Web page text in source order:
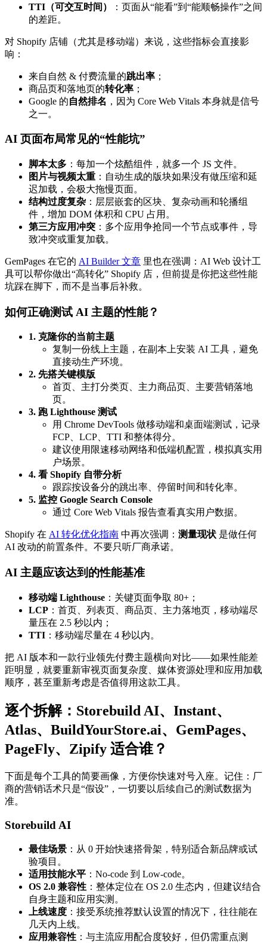
TTI（可交互时间）
：页面从“能看”到“能顺畅操作”之间
的差距。
对 Shopify 店铺（尤其是移动端）来说，这些指标会直接影
响：
来自自然 & 付费流量的跳出率 ；
商品页和落地页的转化率 ；
Google 的自然排名 ，因为 Core Web Vitals 本身就是信号
之一。
AI 页面布局常见的“性能坑”
脚本太多 ：每加一个炫酷组件，就多一个 JS 文件。
图片与视频太重 ：自动生成的版块如果没有做压缩和延
迟加载，会极大拖慢页面。
结构过度复杂 ：层层嵌套的区块、复杂动画和轮播组
件，增加 DOM 体积和 CPU 占用。
第三方应用冲突 ：多个应用争抢同一个节点或事件，导
致冲突或重复加载。
GemPages 在它的 AI Builder 文章 里也在强调：AI Web 设计工
具可以帮你做出“高转化” Shopify 店，但前提是你把这些性能
坑踩在脚下，而不是当事后补救。
如何正确测试 AI 主题的性能？
1. 克隆你的当前主题
复制一份线上主题，在副本上安装 AI 工具，避免
直接动生产环境。
2. 先搭关键模版
首页、主打分类页、主力商品页、主要营销落地
页。
3. 跑 Lighthouse 测试
用 Chrome DevTools 做移动端和桌面端测试，记录
FCP、LCP、TTI 和整体得分。
建议使用限速移动网络和低端机配置，模拟真实用
户场景。
4. 看 Shopify 自带分析
跟踪按设备分的跳出率、停留时间和转化率。
5. 监控 Google Search Console
通过 Core Web Vitals 报告查看真实用户数据。
Shopify 在 AI 转化优化指南 中再次强调： 测量现状 是做任何
AI 改动的前置条件。不要只听厂商承诺。
AI 主题应该达到的性能基准
移动端 Lighthouse ：关键页面争取 80+；
LCP ：首页、列表页、商品页、主力落地页，移动端尽
量压在 2.5 秒以内；
TTI ：移动端尽量在 4 秒以内。
把 AI 版本和一款行业领先付费主题横向对比——如果性能差
距明显，就要重新审视页面复杂度、媒体资源处理和应用加载
顺序，甚至重新考虑是否值得用这款工具。
逐个拆解：Storebuild AI、Instant、
Atlas、BuildYourStore.ai、GemPages、
PageFly、Zipify 适合谁？
下面是每个工具的简要画像，方便你快速对号入座。记住：厂
商的营销话术只是“假设”，一切要以后续自己的测试数据为
准。
Storebuild AI
最佳场景 ：从 0 开始快速搭骨架，特别适合新品牌或试
验项目。
适用技能水平 ：No-code 到 Low-code。
OS 2.0 兼容性 ：整体定位在 OS 2.0 生态内，但建议结合
自身主题和应用实测。
上线速度 ：接受系统推荐默认设置的情况下，往往能在
几天内上线。
应用兼容性 ：与主流应用配合度较好，但仍需重点测